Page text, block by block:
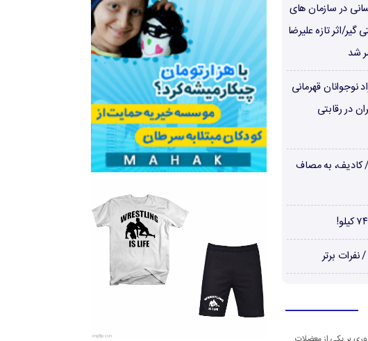
در سازمان های
اثر تازه علیرضا
شد
نوجوانان قهرمانی
در رقابتی
کادیف، به مصاف